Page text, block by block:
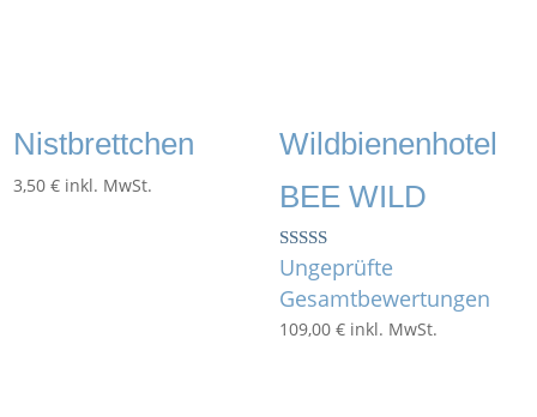
Nistbrettchen
3,50€ inkl. MwSt.
Wildbienenhotel
BEE WILD
Bewertet mit
5.00
von 5
Ungeprüfte
Gesamtbewertungen
109,00 € inkl. MwSt.